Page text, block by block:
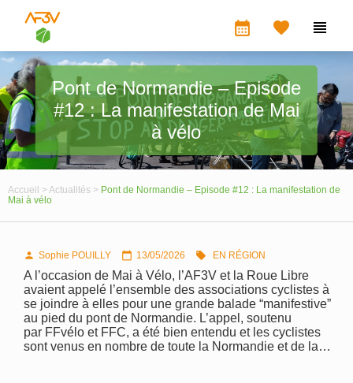
calendar_month  
Pont de Normandie – Episode
#12 : La manifestation de Mai
à vélo
Accueil > Actualités > Pont de Normandie – Episode #12 : La manifestation de
Mai à vélo
 Sophie POUILLY  13/05/2026  EN RÉGION
A l’occasion de Mai à Vélo, l’AF3V et la Roue Libre
avaient appelé l’ensemble des associations cyclistes à
se joindre à elles pour une grande balade “manifestive”
au pied du pont de Normandie. L’appel, soutenu
par FFvélo et FFC, a été bien entendu et les cyclistes
sont venus en nombre de toute la Normandie et de la…